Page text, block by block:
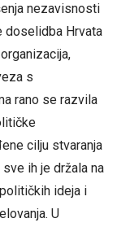
nezavisnosti
doselidba Hrvata
s
rano se razvila
cilju stvaranja
ih je držala na
ideja i
U